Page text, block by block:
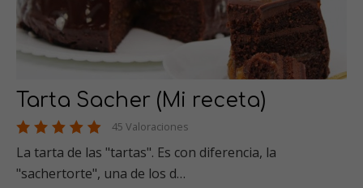
Tarta Sacher (Mi receta)
45 Valoraciones
La tarta de las "tartas". Es con diferencia, la
"sachertorte", una de los d…